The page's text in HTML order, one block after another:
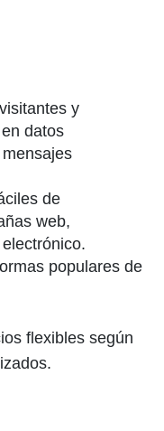
y
datos
de
web,
populares de
flexibles según